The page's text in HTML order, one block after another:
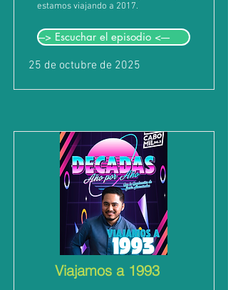
estamos viajando a 2017.
---> Escuchar el episodio <----
25 de octubre de 2025
Viajamos a 1993